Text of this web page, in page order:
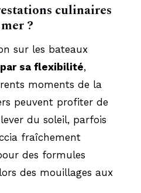
culinaires
?
sur les bateaux
sa flexibilité,
moments de la
peuvent profiter de
du soleil, parfois
fraîchement
des formules
des mouillages aux